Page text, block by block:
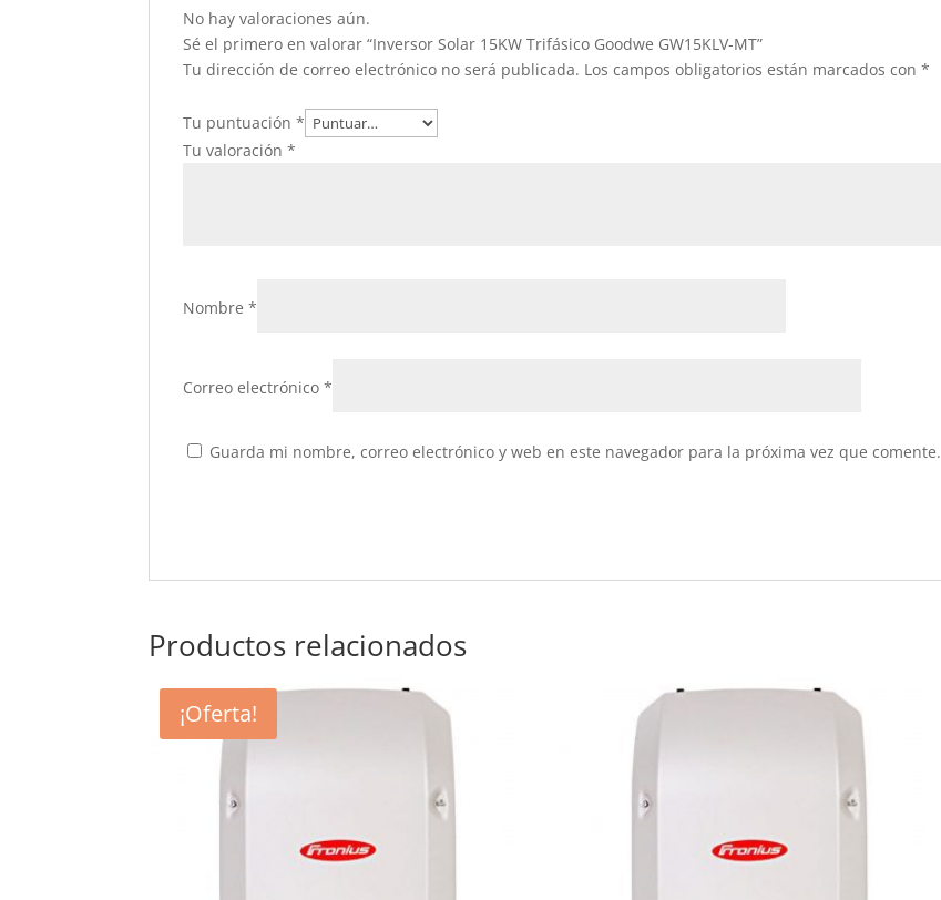
No hay valoraciones aún.
Sé el primero en valorar “Inversor Solar 15KW Trifásico Goodwe GW15KLV-MT”
Tu dirección de correo electrónico no será publicada. Los campos obligatorios están marcados con*
Tu puntuación*
Tu valoración*
Nombre*
Correo electrónico*
Guarda mi nombre, correo electrónico y web en este navegador para la próxima vez que comente.
Productos relacionados
¡Oferta!